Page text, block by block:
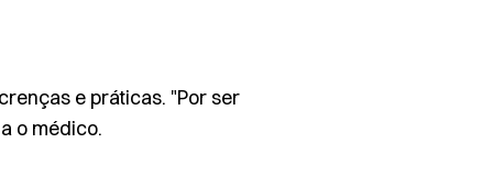
e práticas. "Por ser
o médico.